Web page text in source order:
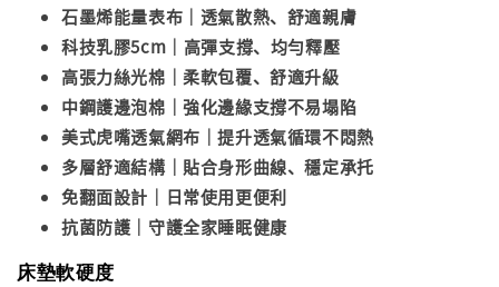
石墨烯能量表布｜透氣散熱、舒適親膚
科技乳膠5cm｜高彈支撐、均勻釋壓
高張力絲光棉｜柔軟包覆、舒適升級
中鋼護邊泡棉｜強化邊緣支撐不易塌陷
美式虎嘴透氣網布｜提升透氣循環不悶熱
多層舒適結構｜貼合身形曲線、穩定承托
免翻面設計｜日常使用更便利
抗菌防護｜守護全家睡眠健康
床墊軟硬度